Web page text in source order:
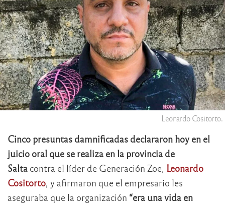
Leonardo Cositorto.
Cinco presuntas damnificadas declararon hoy en el
juicio oral que se realiza en la provincia de
Salta contra el líder de Generación Zoe, Leonardo
Cositorto, y afirmaron que el empresario les
aseguraba que la organización “era una vida en